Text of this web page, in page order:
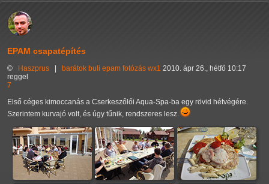
EPAM csapatépítés
© Haszprus barátok buli epam fotózás wx1 2010. ápr 26., hétfő 10:17
reggel
7
Első céges kimoccanás a Cserkeszőlői Aqua-Spa-ba egy rövid hétvégére.
Szerintem kurvajó volt, és úgy tűnik, rendszeres lesz.